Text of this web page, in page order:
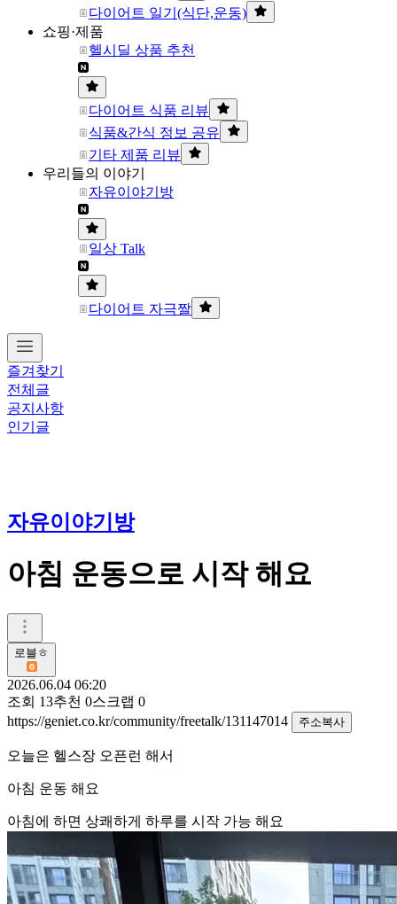
다이어트 일기(식단,운동)
쇼핑·제품
헬시딜 상품 추천
다이어트 식품 리뷰
식품&간식 정보 공유
기타 제품 리뷰
우리들의 이야기
자유이야기방
일상 Talk
다이어트 자극짤
즐겨찾기
전체글
공지사항
인기글
자유이야기방
아침 운동으로 시작 해요
로블ㅎ
2026.06.04 06:20
조회 13추천 0스크랩 0
https://geniet.co.kr/community/freetalk/131147014
주소복사
오늘은 헬스장 오픈런 해서
아침 운동 해요
아침에 하면 상쾌하게 하루를 시작 가능 해요